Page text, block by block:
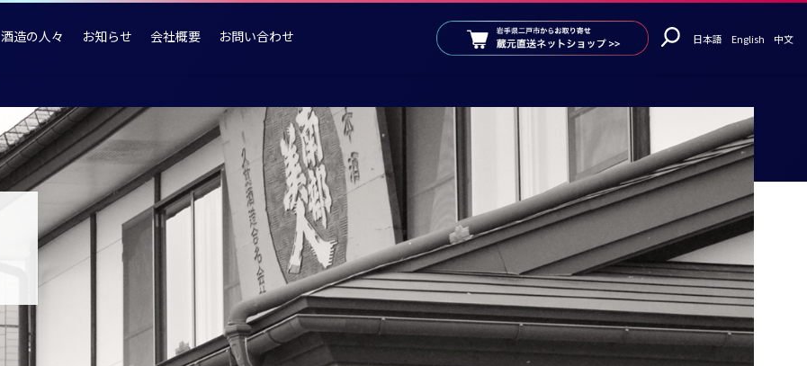
酒造の人々 お知らせ 会社概要 お問い合わせ 日本語 English 中文